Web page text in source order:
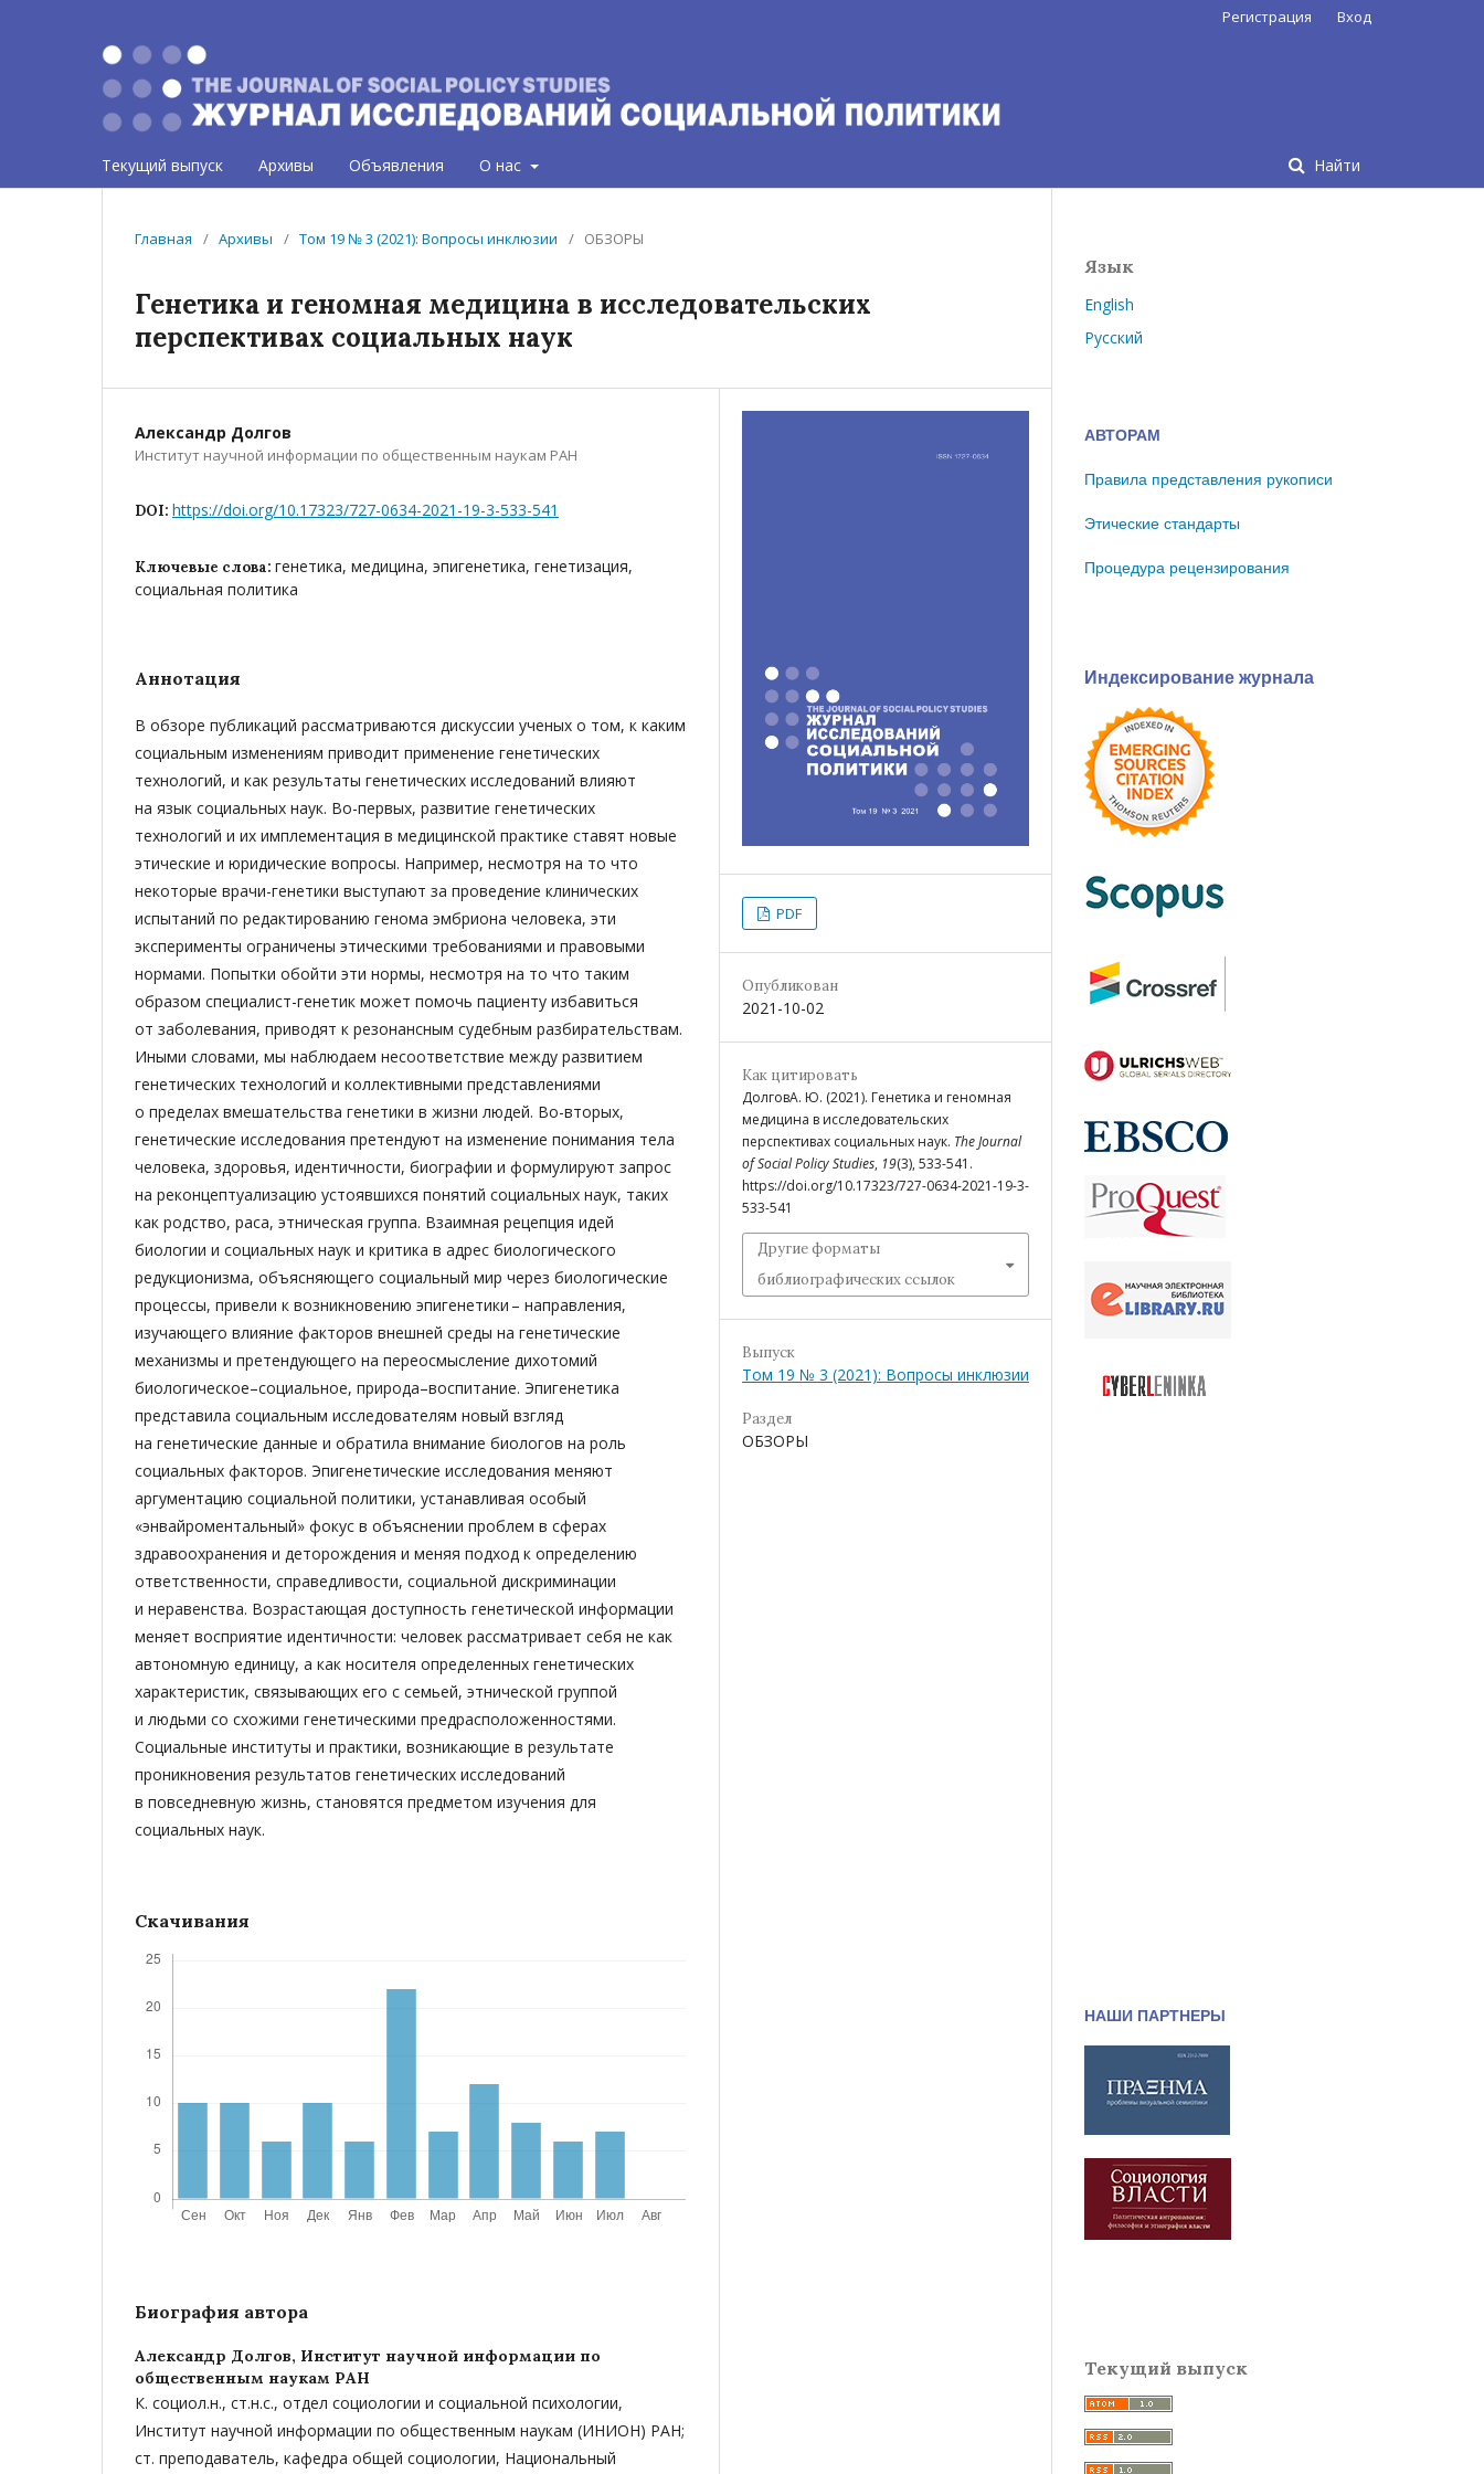
Текущий выпуск Архивы Объявления О нас Найти
Регистрация Вход
Главная / Архивы / Том 19 № 3 (2021): Вопросы инклюзии / ОБЗОРЫ
Генетика и геномная медицина в исследовательских
перспективах социальных наук
Александр Долгов
Институт научной информации по общественным наукам РАН
DOI: https://doi.org/10.17323/727-0634-2021-19-3-533-541
Ключевые слова: генетика, медицина, эпигенетика, генетизация,
социальная политика
Аннотация
В обзоре публикаций рассматриваются дискуссии ученых о том, к каким
социальным изменениям приводит применение генетических
технологий, и как результаты генетических исследований влияют
на язык социальных наук. Во-первых, развитие генетических
технологий и их имплементация в медицинской практике ставят новые
этические и юридические вопросы. Например, несмотря на то что
некоторые врачи-генетики выступают за проведение клинических
испытаний по редактированию генома эмбриона человека, эти
эксперименты ограничены этическими требованиями и правовыми
нормами. Попытки обойти эти нормы, несмотря на то что таким
образом специалист-генетик может помочь пациенту избавиться
от заболевания, приводят к резонансным судебным разбирательствам.
Иными словами, мы наблюдаем несоответствие между развитием
генетических технологий и коллективными представлениями
о пределах вмешательства генетики в жизни людей. Во-вторых,
генетические исследования претендуют на изменение понимания тела
человека, здоровья, идентичности, биографии и формулируют запрос
на реконцептуализацию устоявшихся понятий социальных наук, таких
как родство, раса, этническая группа. Взаимная рецепция идей
биологии и социальных наук и критика в адрес биологического
редукционизма, объясняющего социальный мир через биологические
процессы, привели к возникновению эпигенетики – направления,
изучающего влияние факторов внешней среды на генетические
механизмы и претендующего на переосмысление дихотомий
биологическое–социальное, природа–воспитание. Эпигенетика
представила социальным исследователям новый взгляд
на генетические данные и обратила внимание биологов на роль
социальных факторов. Эпигенетические исследования меняют
аргументацию социальной политики, устанавливая особый
«энвайроментальный» фокус в объяснении проблем в сферах
здравоохранения и деторождения и меняя подход к определению
ответственности, справедливости, социальной дискриминации
и неравенства. Возрастающая доступность генетической информации
меняет восприятие идентичности: человек рассматривает себя не как
автономную единицу, а как носителя определенных генетических
характеристик, связывающих его с семьей, этнической группой
и людьми со схожими генетическими предрасположенностями.
Социальные институты и практики, возникающие в результате
проникновения результатов генетических исследований
в повседневную жизнь, становятся предметом изучения для
социальных наук.
Скачивания
Биография автора
Александр Долгов, Институт научной информации по
общественным наукам РАН
К. социол.н., ст.н.с., отдел социологии и социальной психологии,
Институт научной информации по общественным наукам (ИНИОН) РАН;
ст. преподаватель, кафедра общей социологии, Национальный
PDF
Опубликован
2021-10-02
Как цитировать
ДолговА. Ю. (2021). Генетика и геномная
медицина в исследовательских
перспективах социальных наук. The Journal
of Social Policy Studies, 19(3), 533-541.
https://doi.org/10.17323/727-0634-2021-19-3-
533-541
Другие форматы
библиографических ссылок
Выпуск
Том 19 № 3 (2021): Вопросы инклюзии
Раздел
ОБЗОРЫ
Язык
English
Русский
АВТОРАМ
Правила представления рукописи
Этические стандарты
Процедура рецензирования
Индексирование журнала
НАШИ ПАРТНЕРЫ
Текущий выпуск